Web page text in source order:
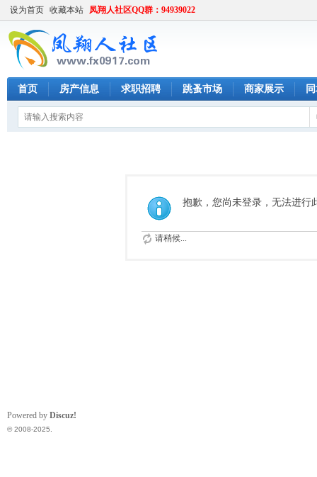
设为首页 收藏本站 凤翔人社区QQ群：94939022
首页 房产信息 求职招聘 跳蚤市场 商家展示
抱歉，您尚未登录，无法进行
请稍候...
Powered by Discuz!
© 2008-2025.